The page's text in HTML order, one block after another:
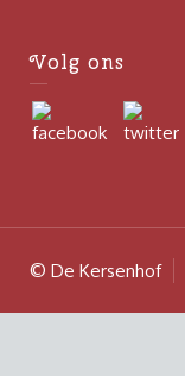
Volg ons
© De Kersenhof